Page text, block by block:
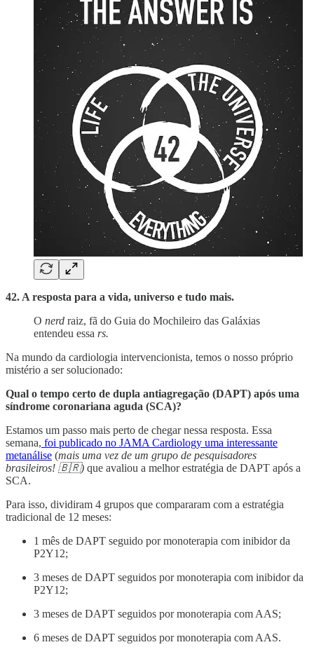
42. A resposta para a vida, universo e tudo mais.
O nerd raiz, fã do Guia do Mochileiro das Galáxias
entendeu essa rs.
Na mundo da cardiologia intervencionista, temos o nosso próprio
mistério a ser solucionado:
Qual o tempo certo de dupla antiagregação (DAPT) após uma
síndrome coronariana aguda (SCA)?
Estamos um passo mais perto de chegar nessa resposta. Essa
semana, foi publicado no JAMA Cardiology uma interessante
metanálise (mais uma vez de um grupo de pesquisadores
brasileiros! 🇧🇷) que avaliou a melhor estratégia de DAPT após a
SCA.
Para isso, dividiram 4 grupos que compararam com a estratégia
tradicional de 12 meses:
1 mês de DAPT seguido por monoterapia com inibidor da
P2Y12;
3 meses de DAPT seguidos por monoterapia com inibidor da
P2Y12;
3 meses de DAPT seguidos por monoterapia com AAS;
6 meses de DAPT seguidos por monoterapia com AAS.